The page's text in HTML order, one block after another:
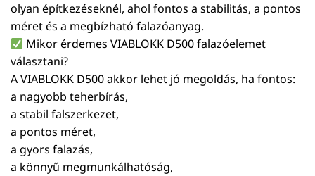
olyan építkezéseknél, ahol fontos a stabilitás, a pontos
méret és a megbízható falazóanyag.
Mikor érdemes VIABLOKK D500 falazóelemet
választani?
A VIABLOKK D500 akkor lehet jó megoldás, ha fontos:
a nagyobb teherbírás,
a stabil falszerkezet,
a pontos méret,
a gyors falazás,
a könnyű megmunkálhatóság,